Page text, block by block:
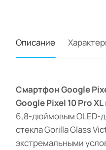
Описание
Смартфон Google
Google Pixel 10 Pro XL
6,8-дюймовым OLED-
стекла Gorilla Glass
экстремальными